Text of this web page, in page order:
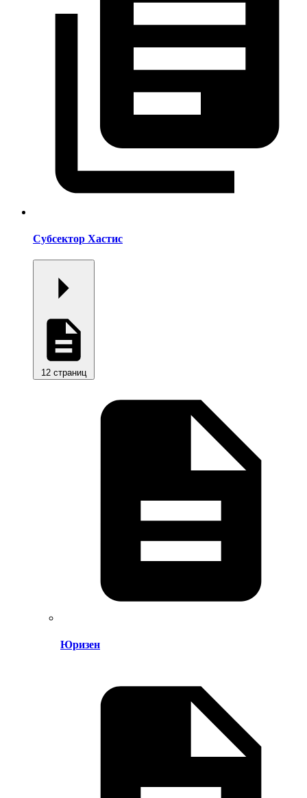
Субсектор Хастис
12 страниц
Юризен